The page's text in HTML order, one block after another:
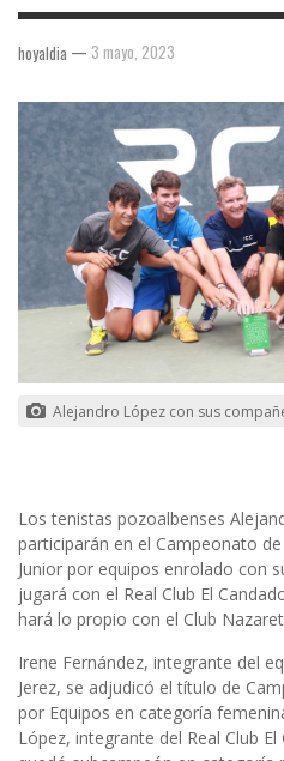
hoyaldia — 3 mayo, 2023
Alejandro López con sus
Los tenistas pozoalbenses
participarán en el Campeonato de
Junior por equipos enrolado con
jugará con el Real Club El
hará lo propio con el Club Nazaret
Irene Fernández, integrante del
Jerez, se adjudicó el título de
por Equipos en categoría
López, integrante del Real Club